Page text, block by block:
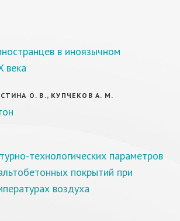
в иноязычном
века
О. В., КУПЧЕКОВ А. М.
технологических параметров
покрытий при
воздуха